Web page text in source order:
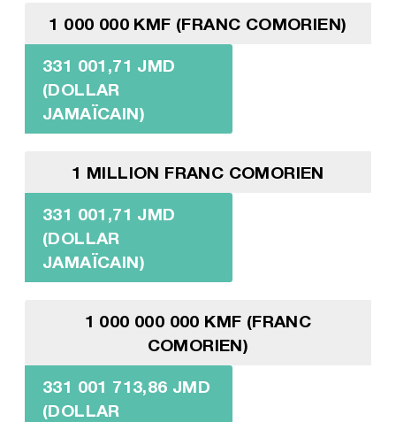
1 000 000 KMF (FRANC COMORIEN)
331 001,71 JMD
(DOLLAR
JAMAÏCAIN)
1 MILLION FRANC COMORIEN
331 001,71 JMD
(DOLLAR
JAMAÏCAIN)
1 000 000 000 KMF (FRANC
COMORIEN)
331 001 713,86 JMD
(DOLLAR